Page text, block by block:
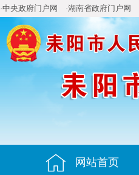
·中央政府门户网 ·湖南省政府门户网
网站首页